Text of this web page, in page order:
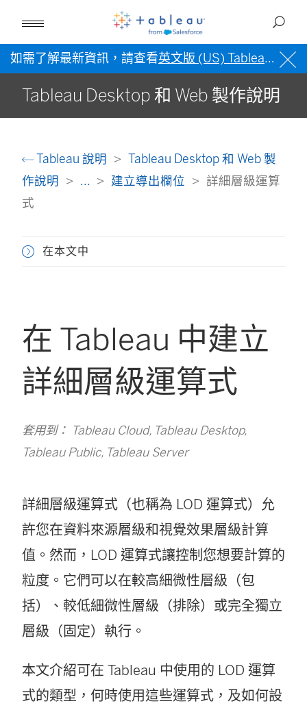
如需了解最新資訊，請查看英文版 (US) Tableau 說明
Tableau Desktop 和 Web 製作說明
Tableau 說明
Tableau Desktop 和 Web 製
作說明
... 建立導出欄位
詳細層級運算
式
在本文中
在 Tableau 中建立
詳細層級運算式
套用到： Tableau Cloud, Tableau Desktop,
Tableau Public, Tableau Server
詳細層級運算式（也稱為 LOD 運算式）允
許您在資料來源層級和視覺效果層級計算
值。然而，LOD 運算式讓控制您想要計算的
粒度。它們可以在較高細微性層級（包
括）、較低細微性層級（排除）或完全獨立
層級（固定）執行。
本文介紹可在 Tableau 中使用的 LOD 運算
式的類型，何時使用這些運算式，及如何設